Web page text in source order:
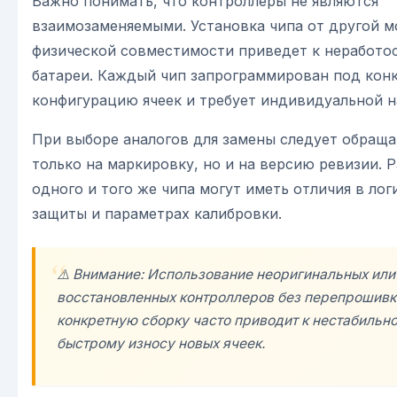
взаимозаменяемыми. Установка чипа от другой
физической совместимости приведет к
батареи. Каждый чип запрограммирован под
конфигурацию ячеек и требует индивидуальной
При выборе аналогов для замены следует
только на маркировку, но и на версию ревизии.
одного и того же чипа могут иметь отличия в
защиты и параметрах калибровки.
⚠️ Внимание: Использование неоригинальных или
восстановленных контроллеров без
конкретную сборку часто приводит к
быстрому износу новых ячеек.